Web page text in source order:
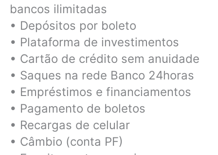
bancos ilimitadas
• Depósitos por boleto
• Plataforma de investimentos
• Cartão de crédito sem anuidade
• Saques na rede Banco 24horas
• Empréstimos e financiamentos
• Pagamento de boletos
• Recargas de celular
• Câmbio (conta PF)